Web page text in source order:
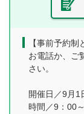
【事前予約制
お電話か、ご
さい。
開催日／9月1
時間／9：00